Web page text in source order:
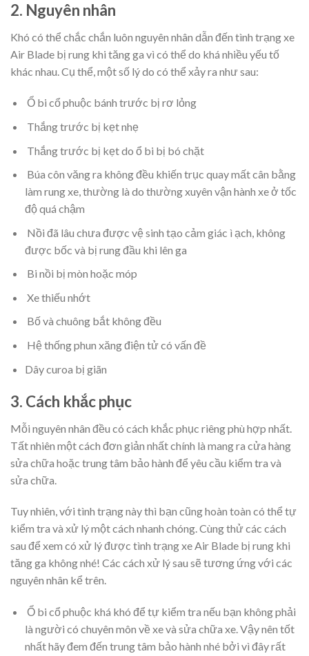
2. Nguyên nhân
Khó có thể chắc chắn luôn nguyên nhân dẫn đến tình trạng xe
Air Blade bị rung khi tăng ga vì có thể do khá nhiều yếu tố
khác nhau. Cụ thể, một số lý do có thể xảy ra như sau:
Ổ bi cổ phuộc bánh trước bị rơ lỏng
Thắng trước bị kẹt nhẹ
Thắng trước bị kẹt do ổ bi bị bó chặt
Búa côn văng ra không đều khiến trục quay mất cân bằng
làm rung xe, thường là do thường xuyên vận hành xe ở tốc
độ quá chậm
Nồi đã lâu chưa được vệ sinh tạo cảm giác ì ạch, không
được bốc và bị rung đầu khi lên ga
Bi nồi bị mòn hoặc móp
Xe thiếu nhớt
Bố và chuông bắt không đều
Hệ thống phun xăng điện tử có vấn đề
Dây curoa bị giãn
3. Cách khắc phục
Mỗi nguyên nhân đều có cách khắc phục riêng phù hợp nhất.
Tất nhiên một cách đơn giản nhất chính là mang ra cửa hàng
sửa chữa hoặc trung tâm bảo hành để yêu cầu kiểm tra và
sửa chữa.
Tuy nhiên, với tình trạng này thì bạn cũng hoàn toàn có thể tự
kiểm tra và xử lý một cách nhanh chóng. Cùng thử các cách
sau để xem có xử lý được tình trạng xe Air Blade bị rung khi
tăng ga không nhé! Các cách xử lý sau sẽ tương ứng với các
nguyên nhân kể trên.
Ổ bi cổ phuộc khá khó để tự kiểm tra nếu bạn không phải
là người có chuyên môn về xe và sửa chữa xe. Vậy nên tốt
nhất hãy đem đến trung tâm bảo hành nhé bởi vì đây rất